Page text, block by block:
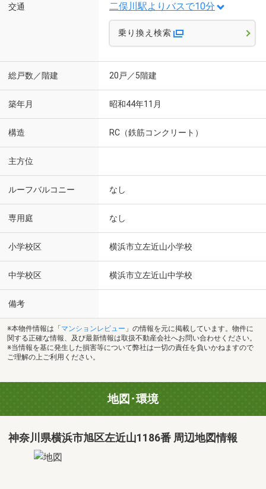
交通 二俣川駅よりバスで10分
乗り換え検索
総戸数／階建 20戸／5階建
築年月 昭和44年11月
構造 RC（鉄筋コンクリート）
主方位
ルーフバルコニー なし
専用庭 なし
小学校区 横浜市立左近山小学校
中学校区 横浜市立左近山中学校
備考
※本物件情報は「 マンションレビュー 」の情報を元に掲載しています。物件に
関する正確な情報、及び最新情報は取扱不動産会社へお問い合わせください。
※当情報を基に発生した損害等について弊社は一切の責任を負いかねますので
ご理解の上ご利用ください。
地図･環境
神奈川県横浜市旭区左近山1186番 周辺地図情報